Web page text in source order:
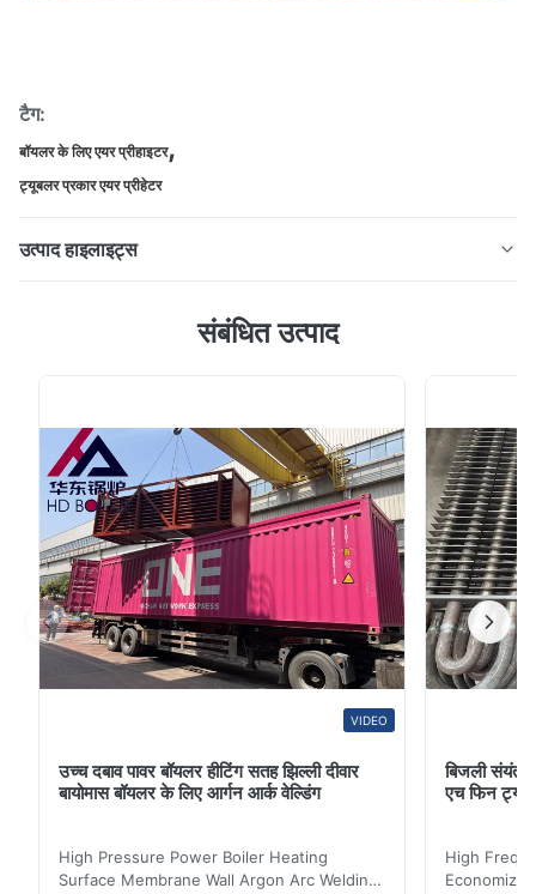
टैग:
बॉयलर के लिए एयर प्रीहाइटर,
ट्यूबलर प्रकार एयर प्रीहेटर
उत्पाद हाइलाइट्स
के लिए डिज़ाइन किए गए किसी भी हीटर का प्रतिनिधित्व करता है।यह
जनरेशन यूटिलिटीज में बिजली उत्पादन के लिए ...
संबंधित उत्पाद
VIDEO
उच्च दबाव पावर बॉयलर हीटिंग सतह झिल्ली दीवार
बायोमास बॉयलर के लिए आर्गन आर्क वेल्डिंग
High Pressure Power Boiler Heating
Surface Membrane Wall Argon Arc Welding
बिजली संयंत्र
एच फिन ट्यूब
High